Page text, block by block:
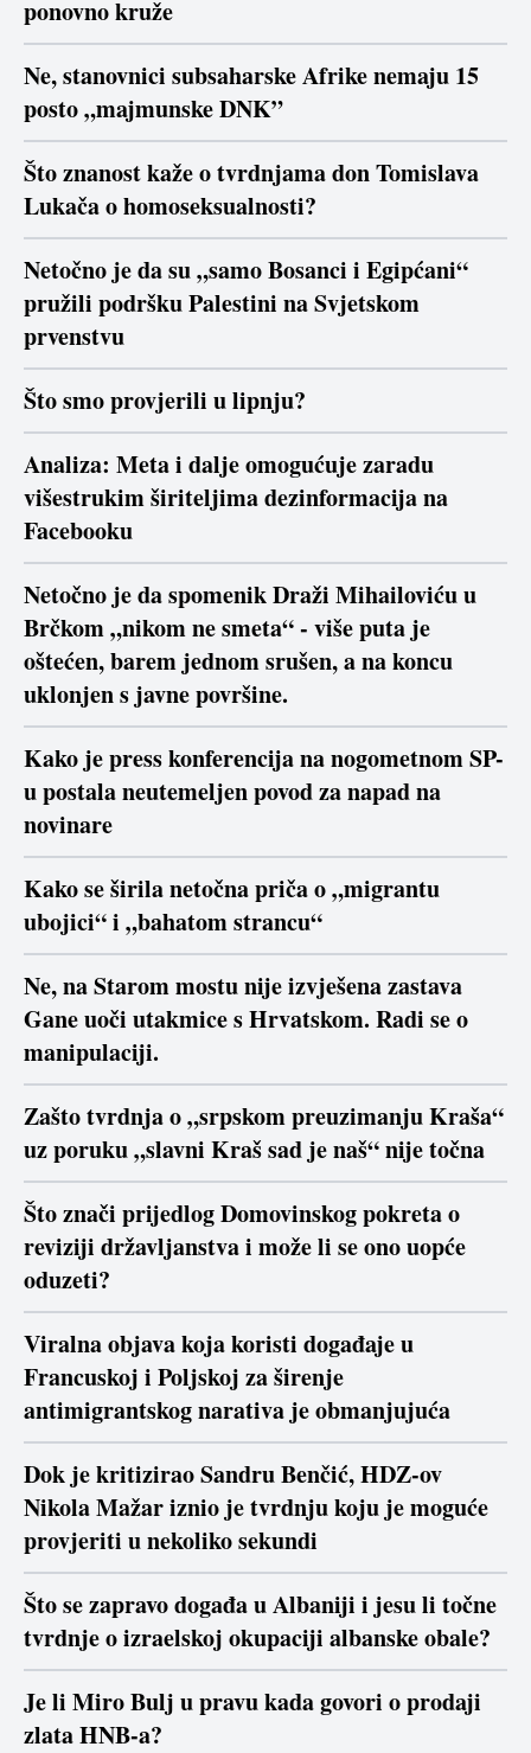
ponovno kruže
Ne, stanovnici subsaharske Afrike nemaju 15
posto „majmunske DNK”
Što znanost kaže o tvrdnjama don Tomislava
Lukača o homoseksualnosti?
Netočno je da su „samo Bosanci i Egipćani“
pružili podršku Palestini na Svjetskom
prvenstvu
Što smo provjerili u lipnju?
Analiza: Meta i dalje omogućuje zaradu
višestrukim širiteljima dezinformacija na
Facebooku
Netočno je da spomenik Draži Mihailoviću u
Brčkom „nikom ne smeta“ - više puta je
oštećen, barem jednom srušen, a na koncu
uklonjen s javne površine.
Kako je press konferencija na nogometnom SP-
u postala neutemeljen povod za napad na
novinare
Kako se širila netočna priča o „migrantu
ubojici“ i „bahatom strancu“
Ne, na Starom mostu nije izvješena zastava
Gane uoči utakmice s Hrvatskom. Radi se o
manipulaciji.
Zašto tvrdnja o „srpskom preuzimanju Kraša“
uz poruku „slavni Kraš sad je naš“ nije točna
Što znači prijedlog Domovinskog pokreta o
reviziji državljanstva i može li se ono uopće
oduzeti?
Viralna objava koja koristi događaje u
Francuskoj i Poljskoj za širenje
antimigrantskog narativa je obmanjujuća
Dok je kritizirao Sandru Benčić, HDZ-ov
Nikola Mažar iznio je tvrdnju koju je moguće
provjeriti u nekoliko sekundi
Što se zapravo događa u Albaniji i jesu li točne
tvrdnje o izraelskoj okupaciji albanske obale?
Je li Miro Bulj u pravu kada govori o prodaji
zlata HNB-a?